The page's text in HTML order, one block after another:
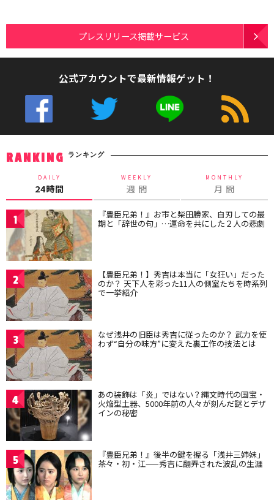
プレスリリース掲載サービス
公式アカウントで最新情報ゲット！
RANKING ランキング
DAILY
24時間
WEEKLY
週 間
MONTHLY
月 間
1 『豊臣兄弟！』お市と柴田勝家、自刃しての最
期と「辞世の句」…運命を共にした２人の悲劇
2 【豊臣兄弟！】秀吉は本当に「女狂い」だった
のか？ 天下人を彩った11人の側室たちを時系列
で一挙紹介
3 なぜ浅井の旧臣は秀吉に従ったのか？ 武力を使
わず“自分の味方”に変えた裏工作の技法とは
4 あの装飾は「炎」ではない？縄文時代の国宝・
火焔型土器、5000年前の人々が刻んだ謎とデザ
インの秘密
5 『豊臣兄弟！』後半の鍵を握る「浅井三姉妹」
茶々・初・江——秀吉に翻弄された波乱の生涯